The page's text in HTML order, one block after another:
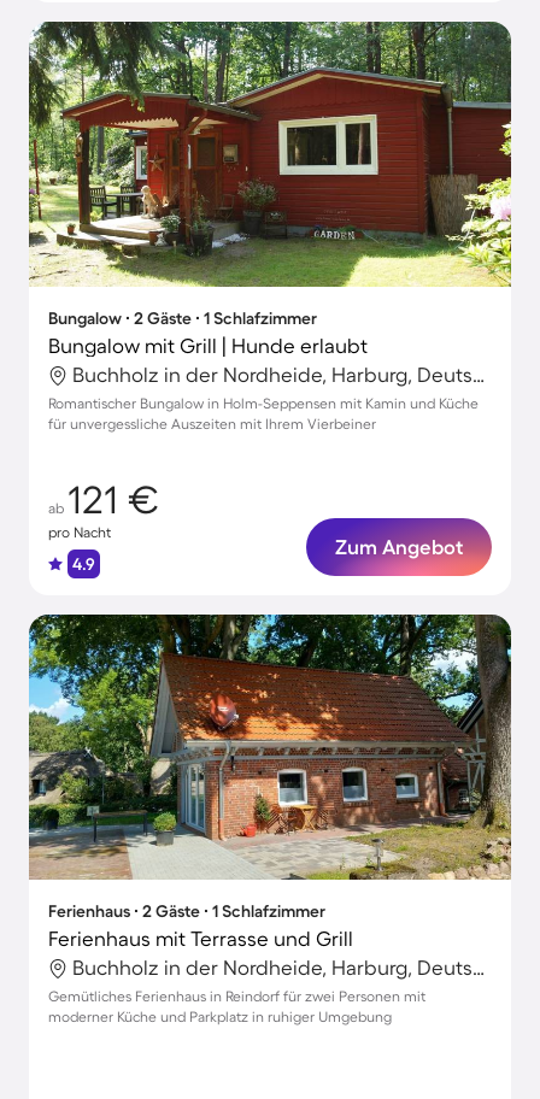
Bungalow ∙ 2 Gäste ∙ 1 Schlafzimmer
Bungalow mit Grill | Hunde erlaubt
Buchholz in der Nordheide, Harburg, Deutschland
Romantischer Bungalow in Holm-Seppensen mit Kamin und Küche
für unvergessliche Auszeiten mit Ihrem Vierbeiner
ab 121 €
pro Nacht
4.9
Zum Angebot
Ferienhaus ∙ 2 Gäste ∙ 1 Schlafzimmer
Ferienhaus mit Terrasse und Grill
Buchholz in der Nordheide, Harburg, Deutschland
Gemütliches Ferienhaus in Reindorf für zwei Personen mit
moderner Küche und Parkplatz in ruhiger Umgebung